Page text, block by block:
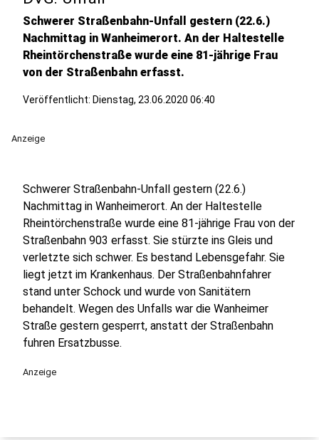
Schwerer Straßenbahn-Unfall gestern (22.6.)
Nachmittag in Wanheimerort. An der Haltestelle
Rheintörchenstraße wurde eine 81-jährige Frau
von der Straßenbahn erfasst.
Veröffentlicht: Dienstag, 23.06.2020 06:40
Anzeige
Schwerer Straßenbahn-Unfall gestern (22.6.)
Nachmittag in Wanheimerort. An der Haltestelle
Rheintörchenstraße wurde eine 81-jährige Frau von der
Straßenbahn 903 erfasst. Sie stürzte ins Gleis und
verletzte sich schwer. Es bestand Lebensgefahr. Sie
liegt jetzt im Krankenhaus. Der Straßenbahnfahrer
stand unter Schock und wurde von Sanitätern
behandelt. Wegen des Unfalls war die Wanheimer
Straße gestern gesperrt, anstatt der Straßenbahn
fuhren Ersatzbusse.
Anzeige